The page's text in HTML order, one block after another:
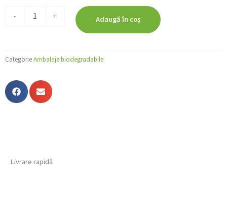
- + Adaugă în coș
CategorieAmbalaje biodegradabile
Livrare rapidă